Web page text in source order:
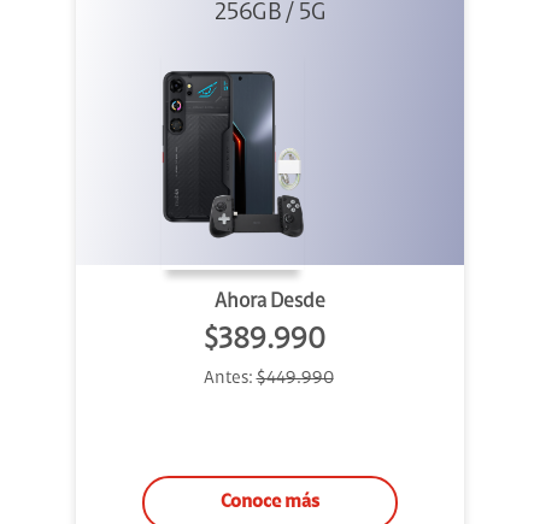
Negro + GPAD +
256GB / 5G
Ahora Desde
$389.990
Antes:$449.990
Conoce más